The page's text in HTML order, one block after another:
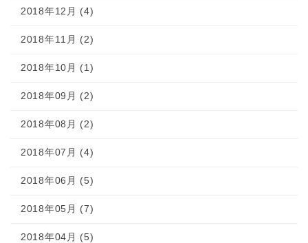
2018年12月 (4)
2018年11月 (2)
2018年10月 (1)
2018年09月 (2)
2018年08月 (2)
2018年07月 (4)
2018年06月 (5)
2018年05月 (7)
2018年04月 (5)